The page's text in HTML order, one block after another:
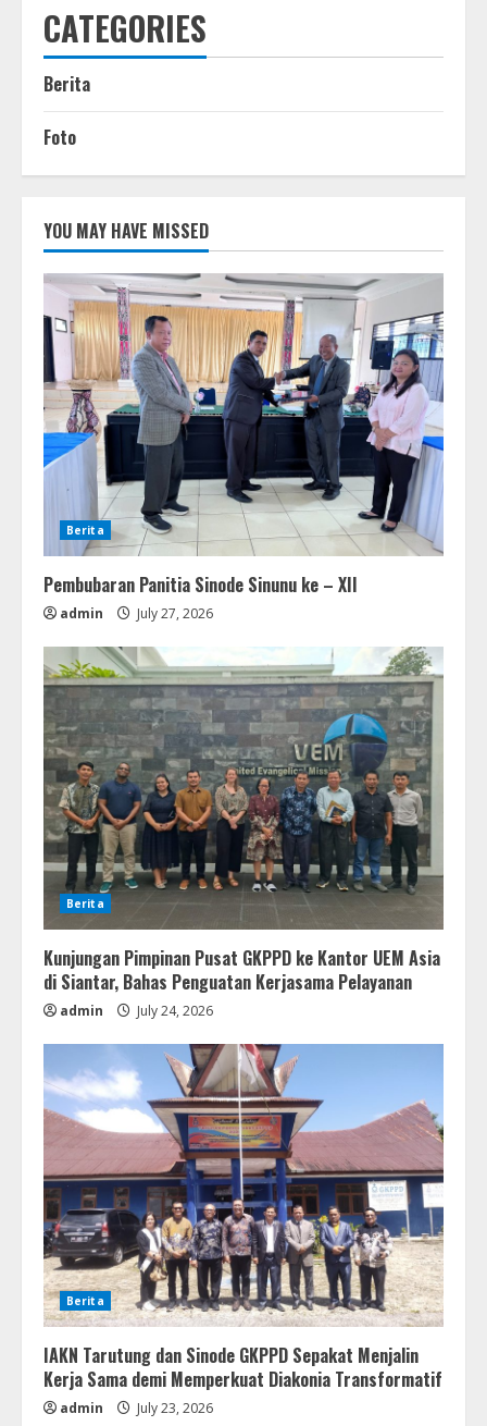
CATEGORIES
Berita
Foto
YOU MAY HAVE MISSED
Berita
Pembubaran Panitia Sinode Sinunu ke – XII
admin July 27, 2026
Berita
Kunjungan Pimpinan Pusat GKPPD ke Kantor UEM Asia
di Siantar, Bahas Penguatan Kerjasama Pelayanan
admin July 24, 2026
Berita
IAKN Tarutung dan Sinode GKPPD Sepakat Menjalin
Kerja Sama demi Memperkuat Diakonia Transformatif
admin July 23, 2026